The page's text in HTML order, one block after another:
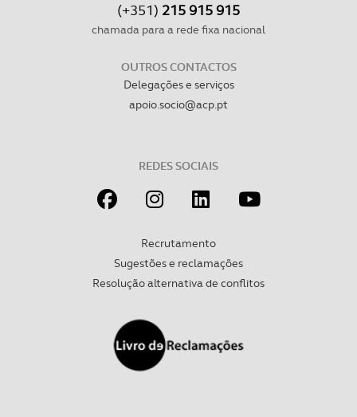
(+351) 215 915 915
chamada para a rede fixa nacional
OUTROS CONTACTOS
Delegações e serviços
apoio.socio@acp.pt
REDES SOCIAIS
Recrutamento
Sugestões e reclamações
Resolução alternativa de conflitos